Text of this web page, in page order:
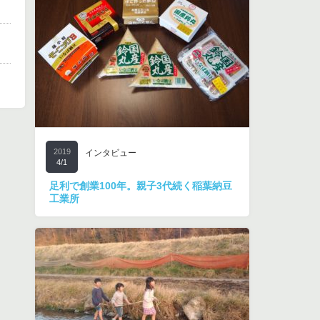
2019
4/1
インタビュー
足利で創業100年。親子3代続く稲葉納豆
工業所